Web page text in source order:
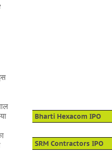
Bharti Hexacom IPO
SRM Contractors IPO